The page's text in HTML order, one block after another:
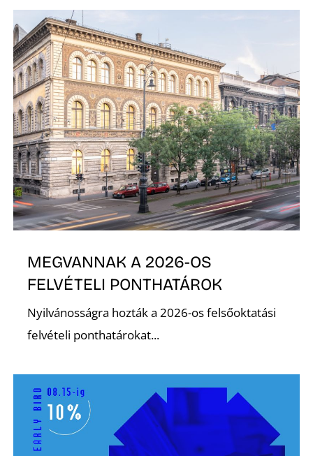
MEGVANNAK A 2026-OS
FELVÉTELI PONTHATÁROK
Nyilvánosságra hozták a 2026-os felsőoktatási
felvételi ponthatárokat...